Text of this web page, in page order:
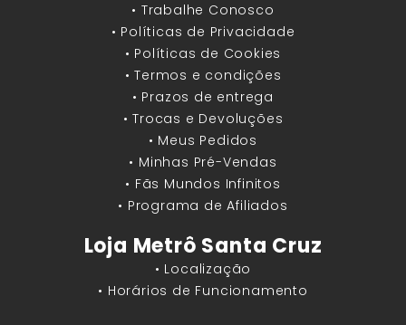
• Trabalhe Conosco
• Políticas de Privacidade
• Políticas de Cookies
• Termos e condições
• Prazos de entrega
• Trocas e Devoluções
• Meus Pedidos
• Minhas Pré-Vendas
• Fãs Mundos Infinitos
• Programa de Afiliados
Loja Metrô Santa Cruz
• Localização
• Horários de Funcionamento